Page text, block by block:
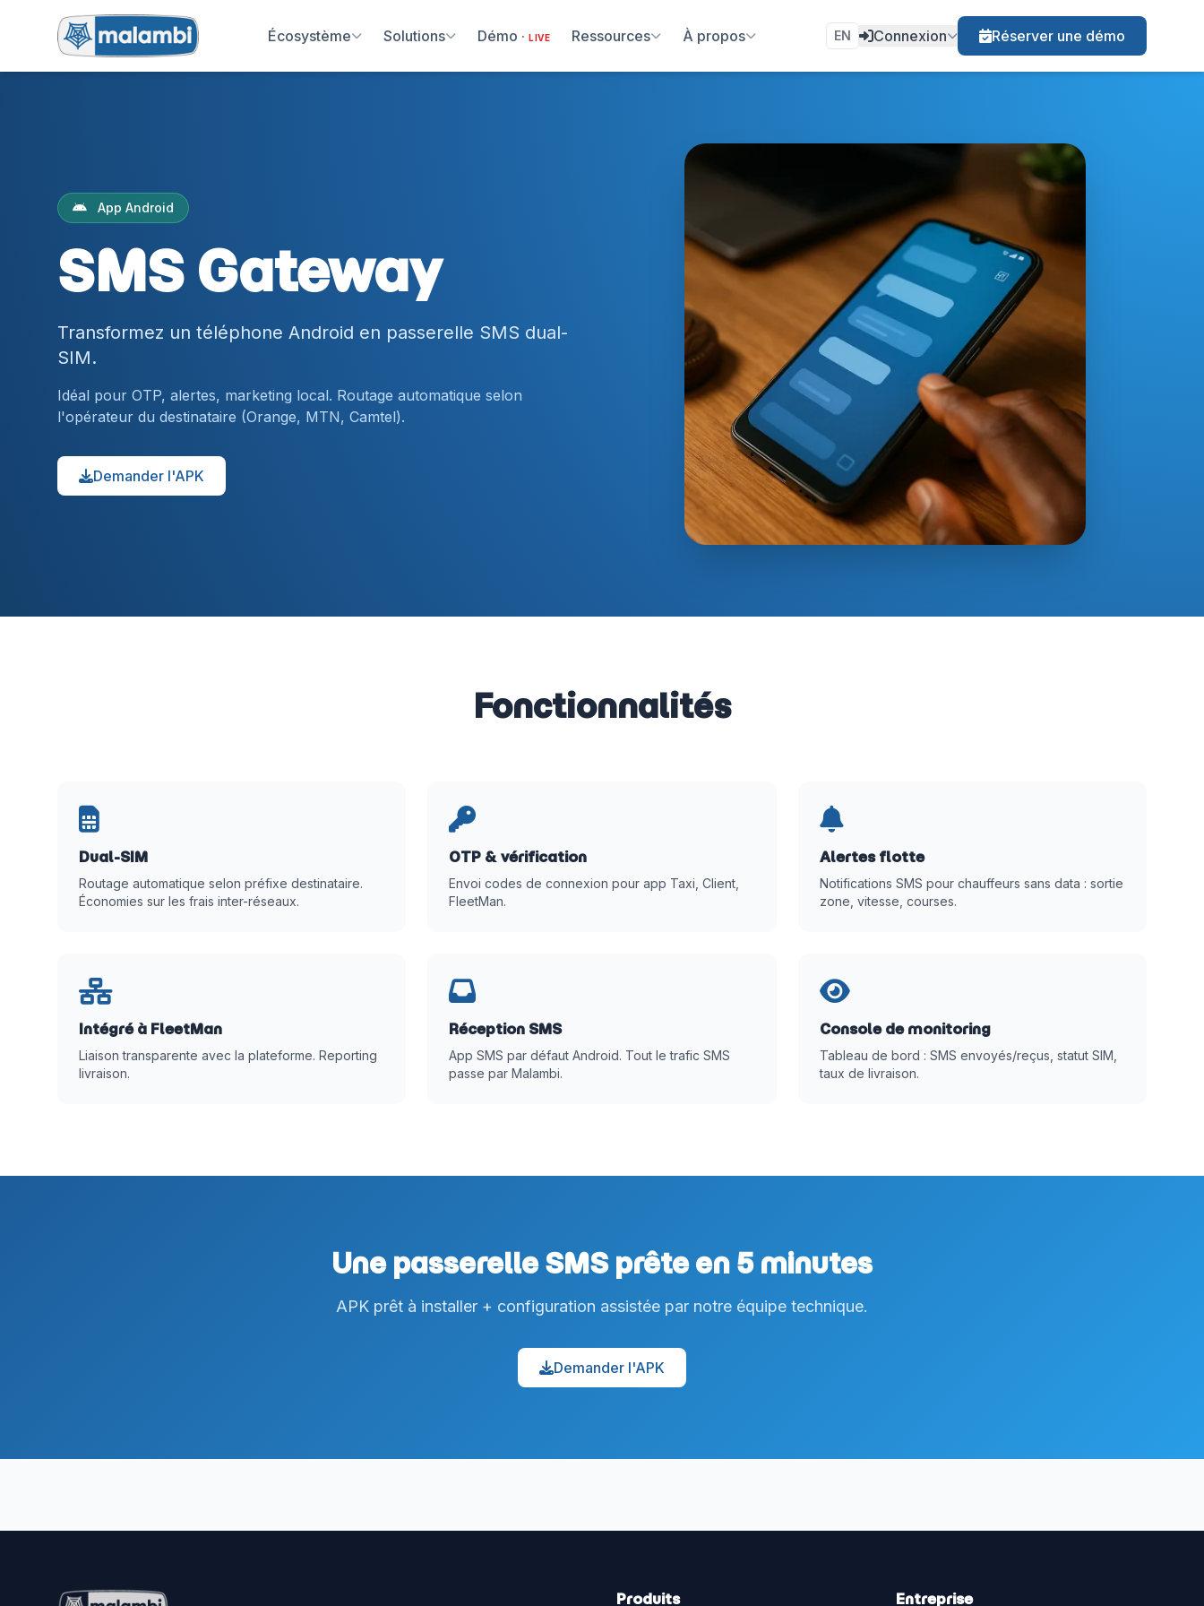
Écosystème Solutions Démo ·LIVE Ressources À propos EN Connexion Réserver une démo
App Android
SMS Gateway
Transformez un téléphone Android en passerelle SMS dual-
SIM.
Idéal pour OTP, alertes, marketing local. Routage automatique selon
l'opérateur du destinataire (Orange, MTN, Camtel).
Demander l'APK
Fonctionnalités
Dual-SIM
Routage automatique selon préfixe destinataire.
Économies sur les frais inter-réseaux.
OTP & vérification
Envoi codes de connexion pour app Taxi, Client,
FleetMan.
Alertes flotte
Notifications SMS pour chauffeurs sans data : sortie
zone, vitesse, courses.
Intégré à FleetMan
Liaison transparente avec la plateforme. Reporting
livraison.
Réception SMS
App SMS par défaut Android. Tout le trafic SMS
passe par Malambi.
Console de monitoring
Tableau de bord : SMS envoyés/reçus, statut SIM,
taux de livraison.
Une passerelle SMS prête en 5 minutes
APK prêt à installer + configuration assistée par notre équipe technique.
Demander l'APK
Produits Entreprise